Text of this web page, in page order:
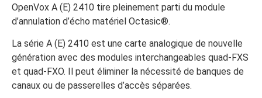
OpenVox A (E) 2410 tire pleinement parti du module
d’annulation d’écho matériel Octasic®.
La série A (E) 2410 est une carte analogique de nouvelle
génération avec des modules interchangeables quad-FXS
et quad-FXO. Il peut éliminer la nécessité de banques de
canaux ou de passerelles d’accès séparées.